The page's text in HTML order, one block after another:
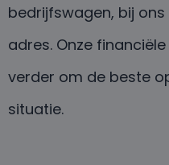
bedrijfswagen, bij
adres. Onze
verder om de beste
situatie.